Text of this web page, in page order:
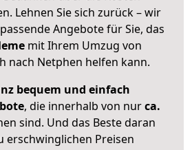
Lehnen Sie sich zurück – wir
Angebote für Sie, das
mit Ihrem Umzug von
nach Netphen helfen kann.
bequem und einfach
, die innerhalb von nurca.
sind. Und das Beste daran
erschwinglichen Preisen